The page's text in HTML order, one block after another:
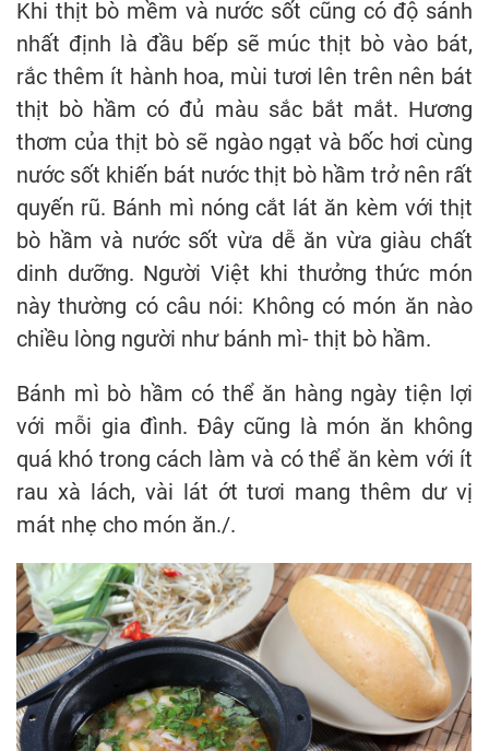
Khi thịt bò mềm và nước sốt cũng có độ sánh
nhất định là đầu bếp sẽ múc thịt bò vào bát,
rắc thêm ít hành hoa, mùi tươi lên trên nên bát
thịt bò hầm có đủ màu sắc bắt mắt. Hương
thơm của thịt bò sẽ ngào ngạt và bốc hơi cùng
nước sốt khiến bát nước thịt bò hầm trở nên rất
quyến rũ. Bánh mì nóng cắt lát ăn kèm với thịt
bò hầm và nước sốt vừa dễ ăn vừa giàu chất
dinh dưỡng. Người Việt khi thưởng thức món
này thường có câu nói: Không có món ăn nào
chiều lòng người như bánh mì- thịt bò hầm.
Bánh mì bò hầm có thể ăn hàng ngày tiện lợi
với mỗi gia đình. Đây cũng là món ăn không
quá khó trong cách làm và có thể ăn kèm với ít
rau xà lách, vài lát ớt tươi mang thêm dư vị
mát nhẹ cho món ăn./.